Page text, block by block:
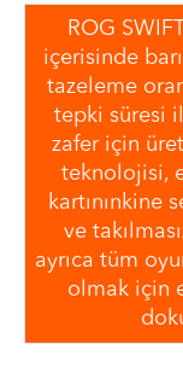
ROG
içerisinde
tazeleme
tepki süresi
zafer için
teknolojisi,
kartınınkine
ve
ayrıca tüm
olmak için